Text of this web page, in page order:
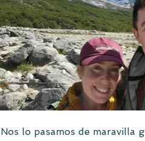
Nos lo pasamos de maravilla